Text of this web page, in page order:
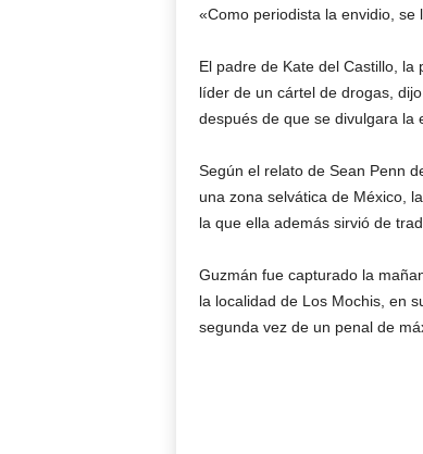
«Como periodista la envidio, se
El padre de Kate del Castillo,
líder de un cártel de drogas,
después de que se divulgara la
Según el relato de Sean Penn
una zona selvática de México,
la que ella además sirvió de
Guzmán fue capturado la
la localidad de Los Mochis, en
segunda vez de un penal de